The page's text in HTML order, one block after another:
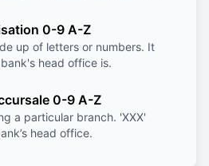
0-9 A-Z
up of letters or numbers. It
head office is.
0-9 A-Z
a particular branch. 'XXX'
head office.